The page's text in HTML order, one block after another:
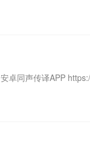
卓同声传译APP